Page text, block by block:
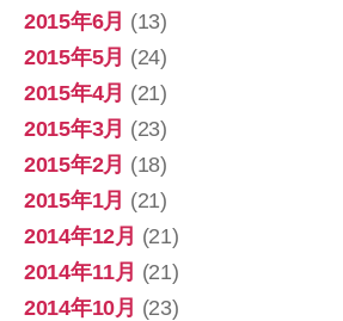
2015年6月 (13)
2015年5月 (24)
2015年4月 (21)
2015年3月 (23)
2015年2月 (18)
2015年1月 (21)
2014年12月 (21)
2014年11月 (21)
2014年10月 (23)